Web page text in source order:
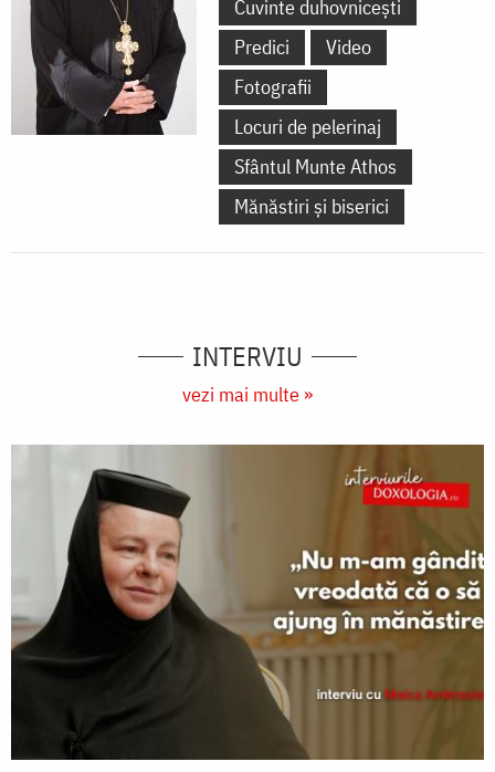
Cuvinte duhovnicești
Predici
Video
Fotografii
Locuri de pelerinaj
Sfântul Munte Athos
Mănăstiri și biserici
INTERVIU
vezi mai multe »